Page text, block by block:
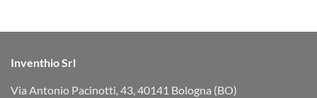
Inventhio Srl
Via Antonio Pacinotti, 43, 40141 Bologna (BO)